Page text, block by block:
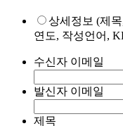
상세정보 (제
연도, 작성언어,
수신자 이메일
발신자 이메일
제목